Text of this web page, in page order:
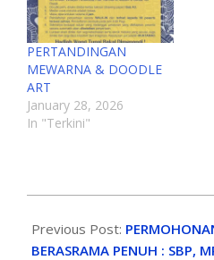
PERTANDINGAN
MEWARNA & DOODLE
ART
January 28, 2026
In "Terkini"
Previous Post:
BERASRAMA PENUH : SBP,